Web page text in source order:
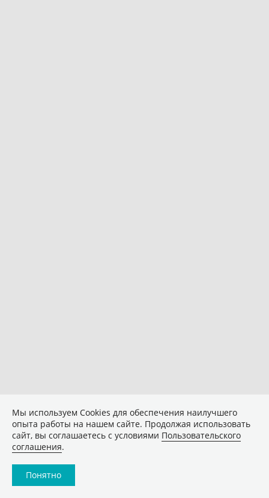
Мы используем Сookies для обеспечения наилучшего
опыта работы на нашем сайте. Продолжая использовать
сайт, вы соглашаетесь с условиями Пользовательского
соглашения.
Понятно